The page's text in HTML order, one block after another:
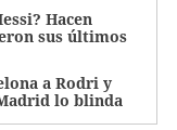
Hacen
sus últimos
a Rodri y
lo blinda